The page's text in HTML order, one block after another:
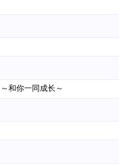
和你一同成长～